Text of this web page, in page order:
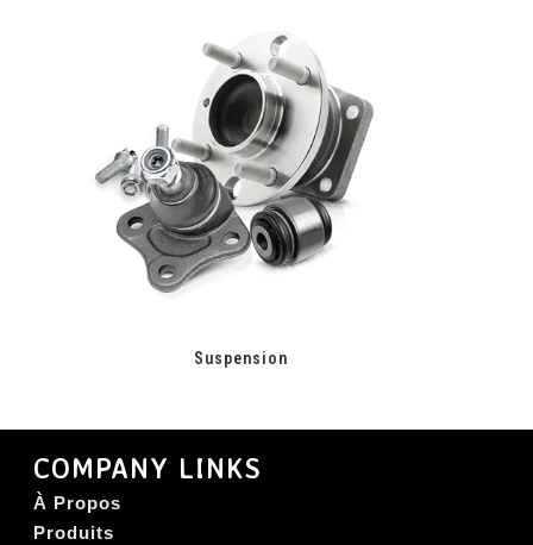
Suspension
COMPANY LINKS
À Propos
Produits